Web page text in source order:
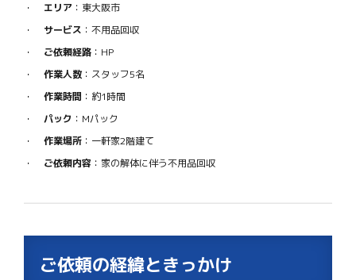
エリア ：東大阪市
サービス ：不用品回収
ご依頼経路 ：HP
作業人数 ：スタッフ5名
作業時間 ：約1時間
パック ：Mパック
作業場所 ：一軒家2階建て
ご依頼内容 ：家の解体に伴う不用品回収
ご依頼の経緯ときっかけ